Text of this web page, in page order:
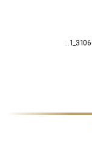
ساعت مچی ابرهارد اند کو مدل MTE31060.01_31060 CU